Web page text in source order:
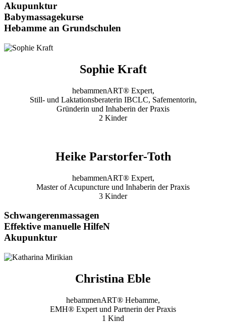
Akupunktur
Babymassagekurse
Hebamme an Grundschulen
Sophie Kraft
hebammenART® Expert,
Still- und Laktationsberaterin IBCLC, Safementorin,
Gründerin und Inhaberin der Praxis
2 Kinder
Heike Parstorfer-Toth
hebammenART® Expert,
Master of Acupuncture und Inhaberin der Praxis
3 Kinder
Schwangerenmassagen
Effektive manuelle HilfeN
Akupunktur
Christina Eble
hebammenART® Hebamme,
EMH® Expert und Partnerin der Praxis
1 Kind